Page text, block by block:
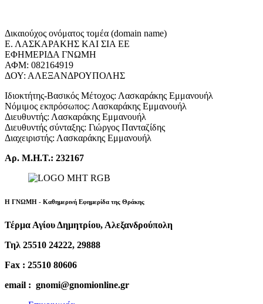
Δικαιούχος ονόματος τομέα (domain name)
Ε. ΛΑΣΚΑΡΑΚΗΣ ΚΑΙ ΣΙΑ ΕΕ
ΕΦΗΜΕΡΙΔΑ ΓΝΩΜΗ
ΑΦΜ: 082164919
ΔΟΥ: ΑΛΕΞΑΝΔΡΟΥΠΟΛΗΣ
Ιδιοκτήτης-Βασικός Μέτοχος: Λασκαράκης Εμμανουήλ
Νόμιμος εκπρόσωπος: Λασκαράκης Εμμανουήλ
Διευθυντής: Λασκαράκης Εμμανουήλ
Διευθυντής σύνταξης: Γιώργος Πανταζίδης
Διαχειριστής: Λασκαράκης Εμμανουήλ
Αρ. Μ.Η.Τ.: 232167
Η ΓΝΩΜΗ - Καθημερινή Εφημερίδα της Θράκης
Τέρμα Αγίου Δημητρίου, Αλεξανδρούπολη
Τηλ 25510 24222, 29888
Fax : 25510 80606
email : gnomi@gnomionline.gr